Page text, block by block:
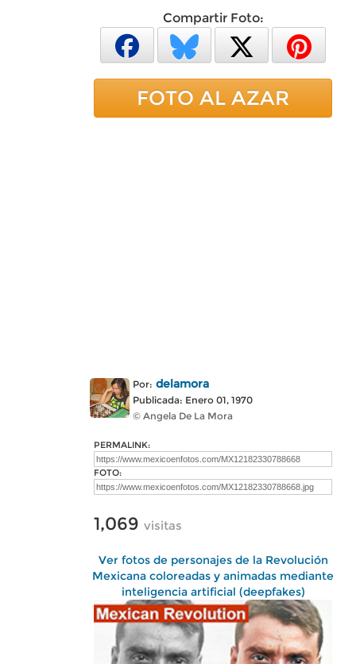
Compartir Foto:
FOTO AL AZAR
Por: delamora
Publicada: Enero 01, 1970
© Angela De La Mora
PERMALINK:
FOTO:
1,069 visitas
Ver fotos de personajes de la Revolución
Mexicana coloreadas y animadas mediante
inteligencia artificial (deepfakes)